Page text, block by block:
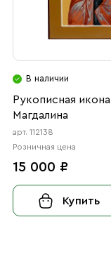
В наличии
Рукописная
Магдалина
арт. 112138
Розничная цена
15 000 ₽
Купить